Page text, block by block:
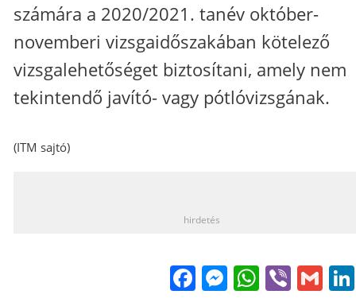
számára a 2020/2021. tanév október-
novemberi vizsgaidőszakában kötelező
vizsgalehetőséget biztosítani, amely nem
tekintendő javító- vagy pótlóvizsgának.
(ITM sajtó)
hirdetés
FacebookViber